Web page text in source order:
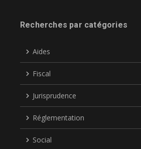
Recherches par catégories
Aides
Fiscal
Jurisprudence
Réglementation
Social